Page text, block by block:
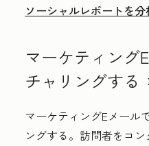
ソーシャルレポートを分
マーケティング
チャリングする
マーケティングEメール
ングする。訪問者をコ